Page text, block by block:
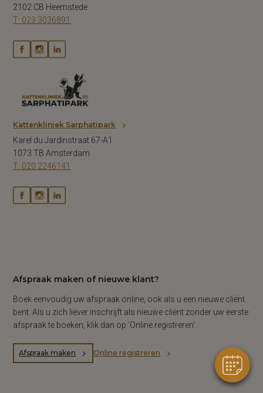
2102 CB Heemstede
T: 023 3036891
Kattenkliniek Sarphatipark
Karel du Jardinstraat 67-A1
1073 TB Amsterdam
T: 020 2246141
Afspraak maken of nieuwe klant?
Boek eenvoudig uw afspraak online, ook als u een nieuwe cliënt
bent. Als u zich liever inschrijft als nieuwe cliënt zonder uw eerste
afspraak te boeken, klik dan op ‘Online registreren’.
Afspraak maken Online registreren